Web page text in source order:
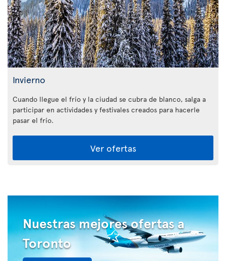
Invierno
Cuando llegue el frío y la ciudad se cubra de blanco, salga a
participar en actividades y festivales creados para hacerle
pasar el frío.
Ver ofertas
Nuestras mejores ofertas a
Toronto